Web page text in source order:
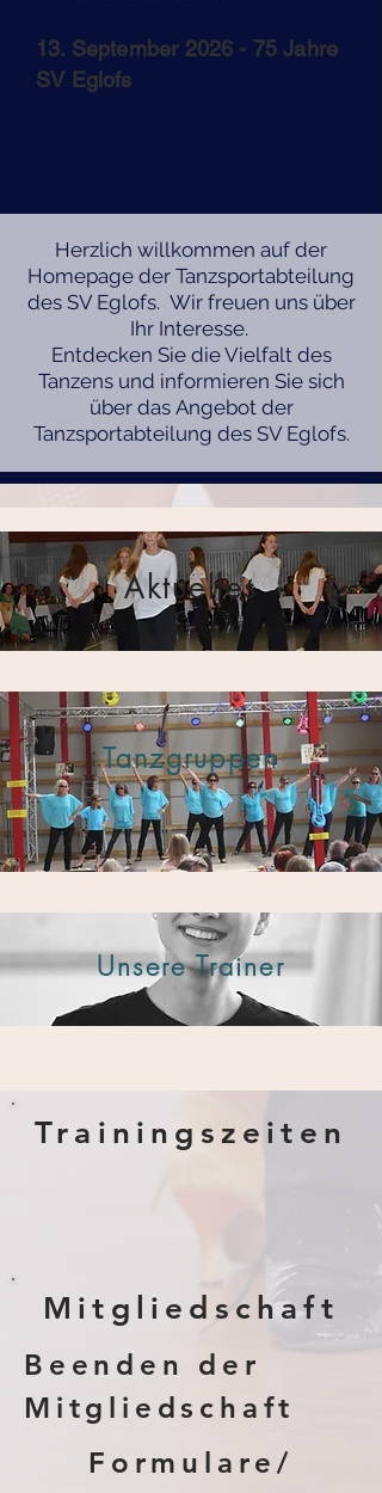
13. September 2026 - 75 Jahre
SV Eglofs
Herzlich willkommen auf der
Homepage der Tanzsportabteilung
des SV Eglofs. Wir freuen uns über
Ihr Interesse.
Entdecken Sie die Vielfalt des
Tanzens und informieren Sie sich
über das Angebot der
Tanzsportabteilung des SV Eglofs.
Aktuelles
Tanzgruppen
Unsere Trainer
Trainingszeiten
Mitgliedschaft
Beenden der
Mitgliedschaft
Formulare/